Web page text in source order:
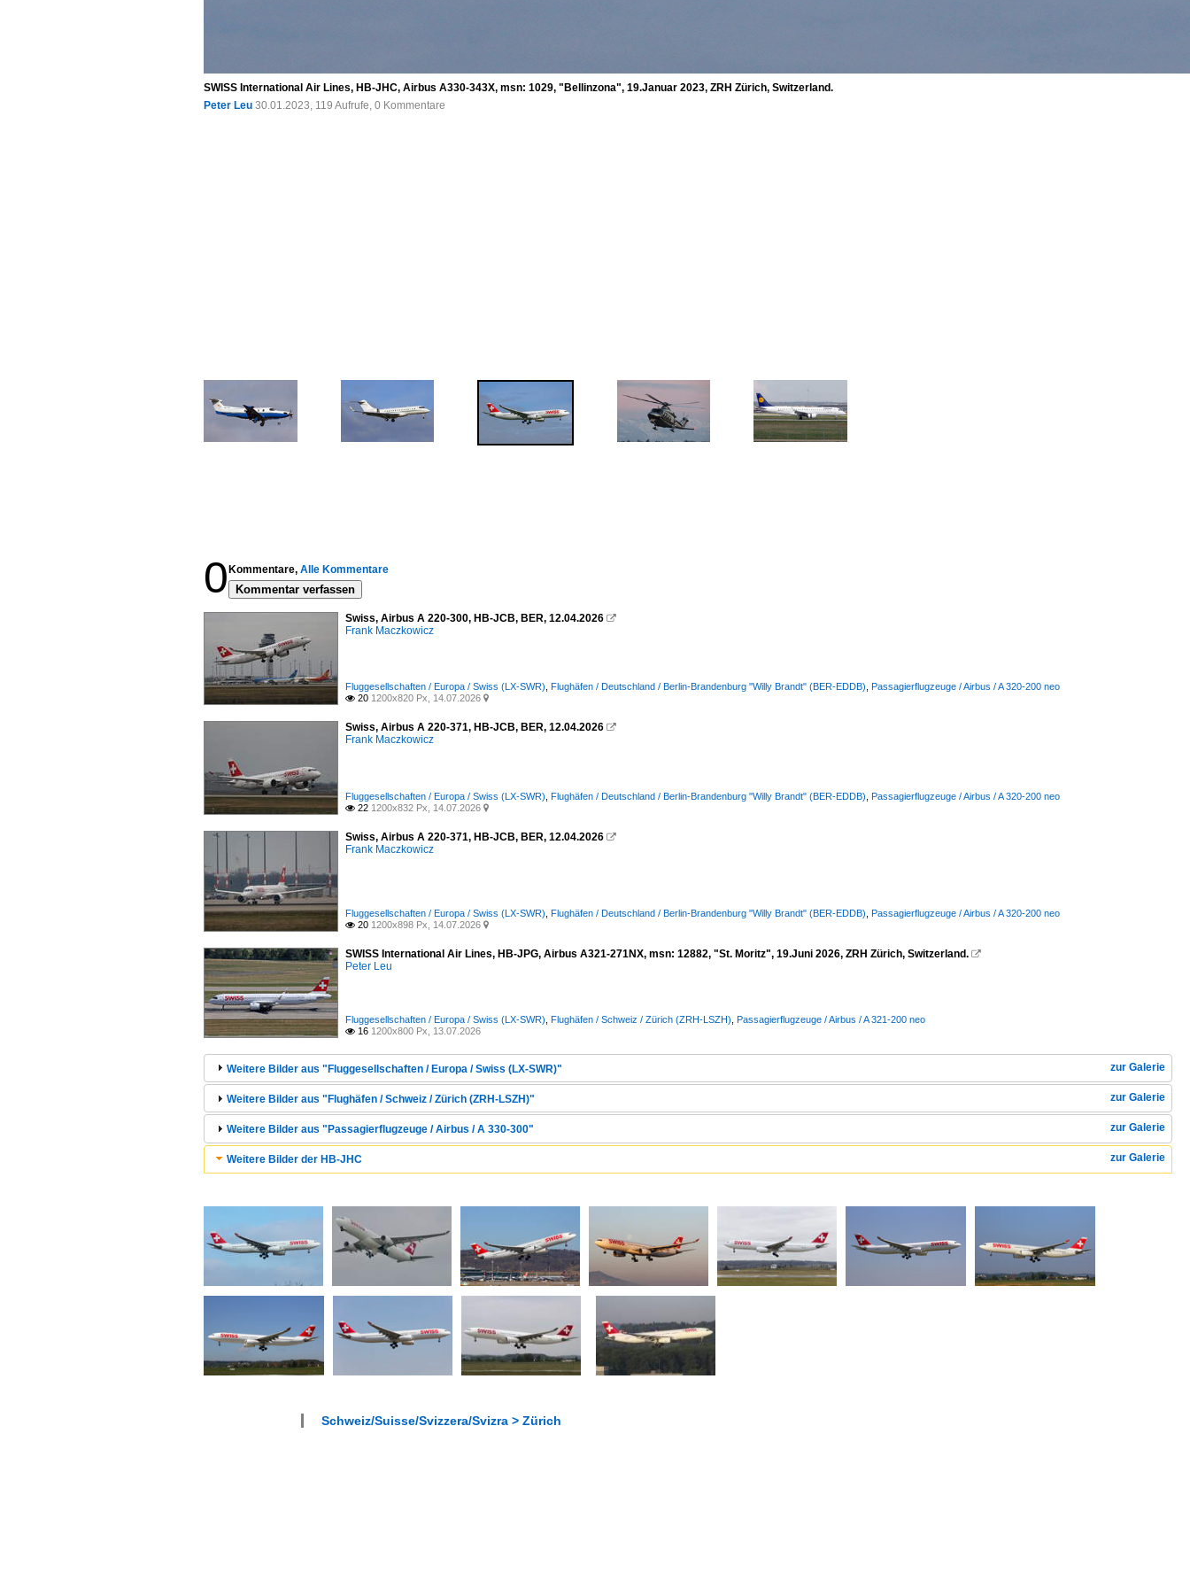
SWISS International Air Lines, HB-JHC, Airbus A330-343X, msn: 1029, "Bellinzona", 19.Januar 2023, ZRH Zürich, Switzerland.
Peter Leu 30.01.2023, 119 Aufrufe, 0 Kommentare
0 Kommentare, Alle Kommentare
Kommentar verfassen
Swiss, Airbus A 220-300, HB-JCB, BER, 12.04.2026 
Frank Maczkowicz
Fluggesellschaften / Europa / Swiss (LX-SWR) Flughäfen / Deutschland / Berlin-Brandenburg "Willy Brandt" (BER-EDDB) Passagierflugzeuge / Airbus / A 320-200 neo
 20 1200x820 Px, 14.07.2026 
Swiss, Airbus A 220-371, HB-JCB, BER, 12.04.2026 
Frank Maczkowicz
Fluggesellschaften / Europa / Swiss (LX-SWR) Flughäfen / Deutschland / Berlin-Brandenburg "Willy Brandt" (BER-EDDB) Passagierflugzeuge / Airbus / A 320-200 neo
 22 1200x832 Px, 14.07.2026 
Swiss, Airbus A 220-371, HB-JCB, BER, 12.04.2026 
Frank Maczkowicz
Fluggesellschaften / Europa / Swiss (LX-SWR) Flughäfen / Deutschland / Berlin-Brandenburg "Willy Brandt" (BER-EDDB) Passagierflugzeuge / Airbus / A 320-200 neo
 20 1200x898 Px, 14.07.2026 
SWISS International Air Lines, HB-JPG, Airbus A321-271NX, msn: 12882, "St. Moritz", 19.Juni 2026, ZRH Zürich, Switzerland. 
Peter Leu
Fluggesellschaften / Europa / Swiss (LX-SWR) Flughäfen / Schweiz / Zürich (ZRH-LSZH) Passagierflugzeuge / Airbus / A 321-200 neo
 16 1200x800 Px, 13.07.2026
zur Galerie
Weitere Bilder aus "Fluggesellschaften / Europa / Swiss (LX-SWR)"
zur Galerie
Weitere Bilder aus "Flughäfen / Schweiz / Zürich (ZRH-LSZH)"
zur Galerie
Weitere Bilder aus "Passagierflugzeuge / Airbus / A 330-300"
zur Galerie
Weitere Bilder der HB-JHC
Schweiz/Suisse/Svizzera/Svizra > Zürich